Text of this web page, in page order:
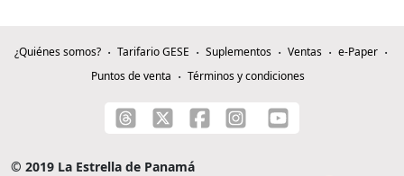
¿Quiénes somos? Tarifario GESE Suplementos Ventas
e-Paper
Puntos de venta
Términos y condiciones
© 2019 La Estrella de Panamá